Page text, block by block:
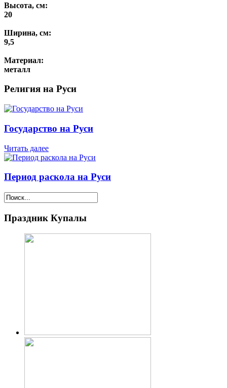
Высота, см:
20
Ширина, см:
9,5
Материал:
металл
Религия на Руси
Государство на Руси
Читать далее
Период раскола на Руси
Праздник Купалы